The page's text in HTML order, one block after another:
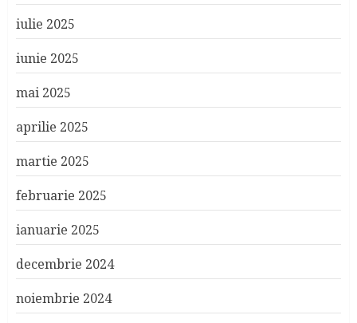
iulie 2025
iunie 2025
mai 2025
aprilie 2025
martie 2025
februarie 2025
ianuarie 2025
decembrie 2024
noiembrie 2024